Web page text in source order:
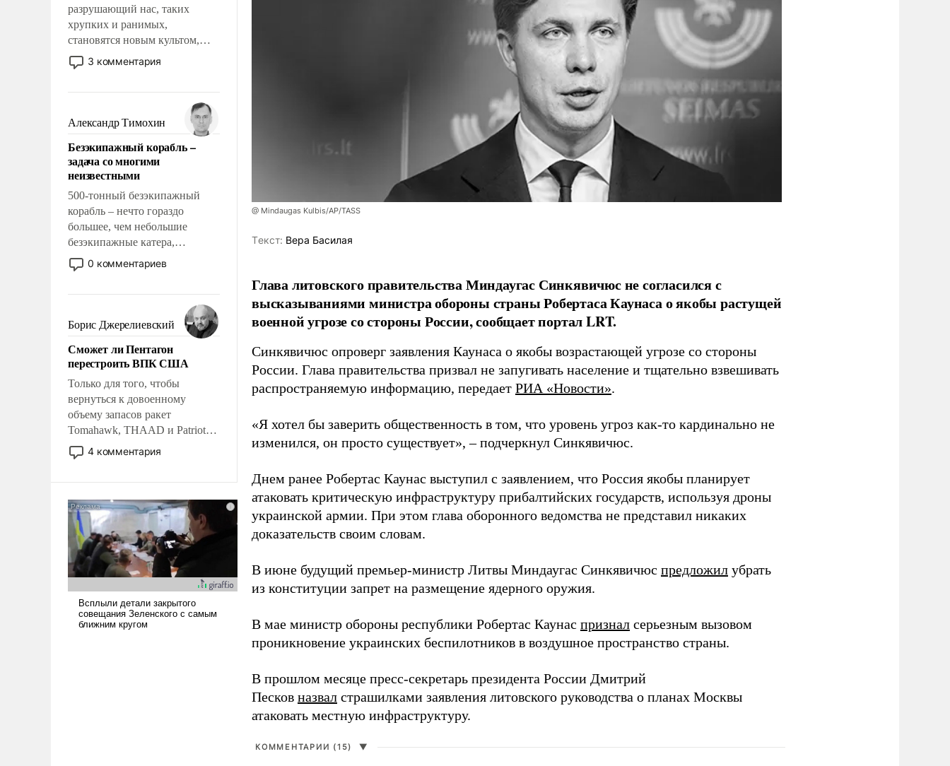
разрушающий нас, таких
хрупких и ранимых,
становятся новым культом,
постепенно вытесняя и
отменяя традиционное
мужественным и твердым под
ударами судьбы, брать на себя
ответственность, помогать
слабым, идти вперед и
адаптироваться.
3 комментария
Александр Тимохин
Безэкипажный корабль –
задача со многими
неизвестными
500-тонный безэкипажный
корабль – нечто гораздо
большее, чем небольшие
безэкипажные катера,
применение которых уже
стало обыденностью. Задача по
сложна и амбициозна. Однако
и ее реализация радикально
поднимет наши боевые
возможности.
0 комментариев
Борис Джерелиевский
Сможет ли Пентагон
перестроить ВПК США
Только для того, чтобы
вернуться к довоенному
объему запасов ракет
Tomahawk, THAAD и Patriot
США потребуется более трех
лет. Даже небольшая война с
Сложившаяся ситуация
означает многолетний период
уязвимости США, например,
перед Китаем.
4 комментария
@ Mindaugas Kulbis/AP/TASS
Tекст: Вера Басилая
Глава литовского правительства Миндаугас Синкявичюс не согласился с
высказываниями министра обороны страны Робертаса Каунаса о якобы растущей
военной угрозе со стороны России, сообщает портал LRT.
Синкявичюс опроверг заявления Каунаса о якобы возрастающей угрозе со стороны
России. Глава правительства призвал не запугивать население и тщательно взвешивать
распространяемую информацию, передает РИА «Новости».
«Я хотел бы заверить общественность в том, что уровень угроз как-то кардинально не
изменился, он просто существует», – подчеркнул Синкявичюс.
Днем ранее Робертас Каунас выступил с заявлением, что Россия якобы планирует
атаковать критическую инфраструктуру прибалтийских государств, используя дроны
украинской армии. При этом глава оборонного ведомства не представил никаких
доказательств своим словам.
В июне будущий премьер-министр Литвы Миндаугас Синкявичюс предложил убрать
из конституции запрет на размещение ядерного оружия.
В мае министр обороны республики Робертас Каунас признал серьезным вызовом
проникновение украинских беспилотников в воздушное пространство страны.
В прошлом месяце пресс-секретарь президента России Дмитрий
Песков назвал страшилками заявления литовского руководства о планах Москвы
атаковать местную инфраструктуру.
КОММЕНТАРИИ (15) ▼